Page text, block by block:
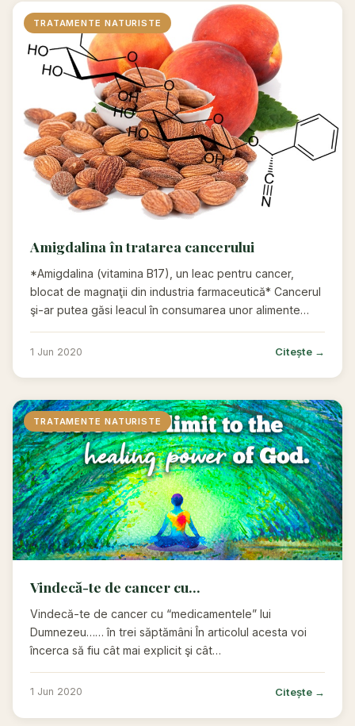
TRATAMENTE NATURISTE
Amigdalina în tratarea cancerului
*Amigdalina (vitamina B17), un leac pentru cancer,
blocat de magnaţii din industria farmaceutică* Cancerul
şi-ar putea găsi leacul în consumarea unor alimente…
1 Jun 2020 Citește →
TRATAMENTE NATURISTE
Vindecă-te de cancer cu...
Vindecă-te de cancer cu “medicamentele” lui
Dumnezeu…… în trei săptămâni În articolul acesta voi
încerca să fiu cât mai explicit şi cât…
1 Jun 2020 Citește →